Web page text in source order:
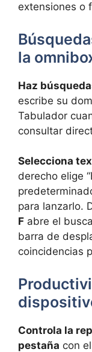
extensiones o
la
Haz
escribe su
Tabulador
consultar
Selecciona
derecho elige
para lanzarlo.
F abre el
barra de
coincidencias
Controla la
pestaña con